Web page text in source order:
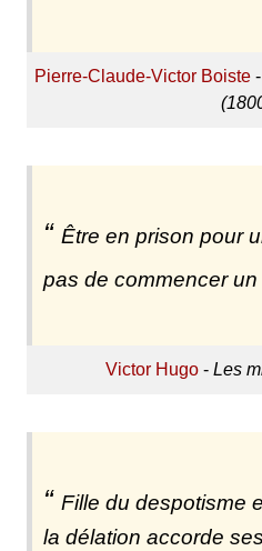
Pierre-Claude-Victor Boiste
Être en prison pour
pas de commencer un
Victor Hugo- Les
Fille du despotisme
la délation accorde